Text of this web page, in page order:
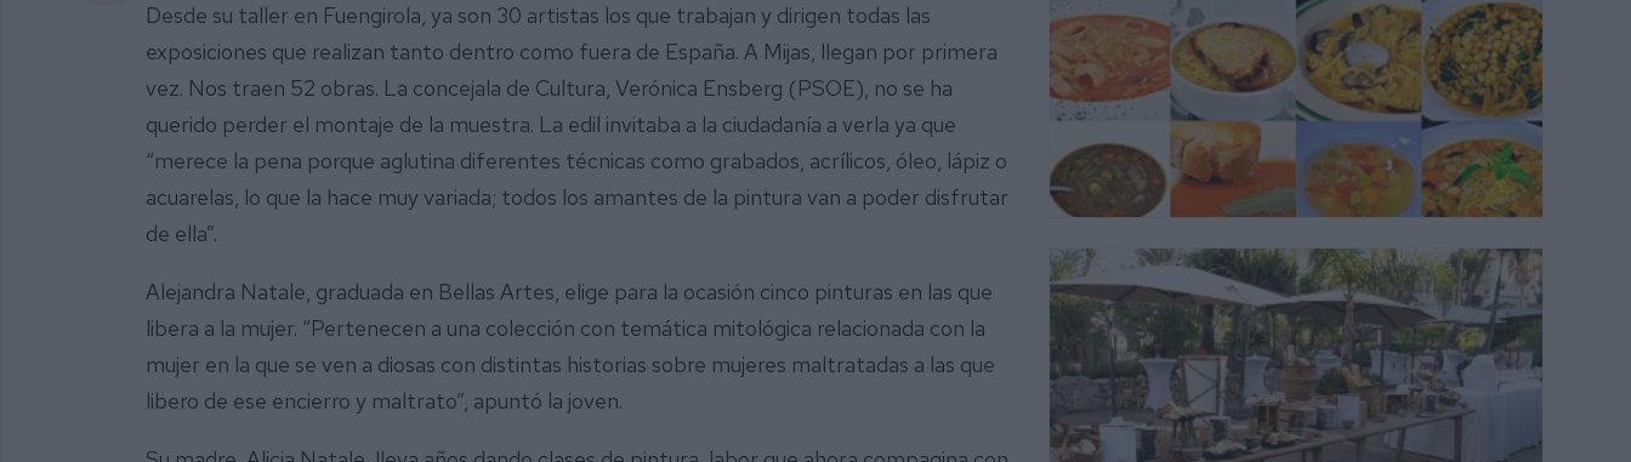
Desde su taller en Fuengirola, ya son 30 artistas los que trabajan y dirigen todas las
exposiciones que realizan tanto dentro como fuera de España. A Mijas, llegan por primera
vez. Nos traen 52 obras. La concejala de Cultura, Verónica Ensberg (PSOE), no se ha
querido perder el montaje de la muestra. La edil invitaba a la ciudadanía a verla ya que
“merece la pena porque aglutina diferentes técnicas como grabados, acrílicos, óleo, lápiz o
acuarelas, lo que la hace muy variada; todos los amantes de la pintura van a poder disfrutar
de ella”.
Alejandra Natale, graduada en Bellas Artes, elige para la ocasión cinco pinturas en las que
libera a la mujer. “Pertenecen a una colección con temática mitológica relacionada con la
mujer en la que se ven a diosas con distintas historias sobre mujeres maltratadas a las que
libero de ese encierro y maltrato”, apuntó la joven.